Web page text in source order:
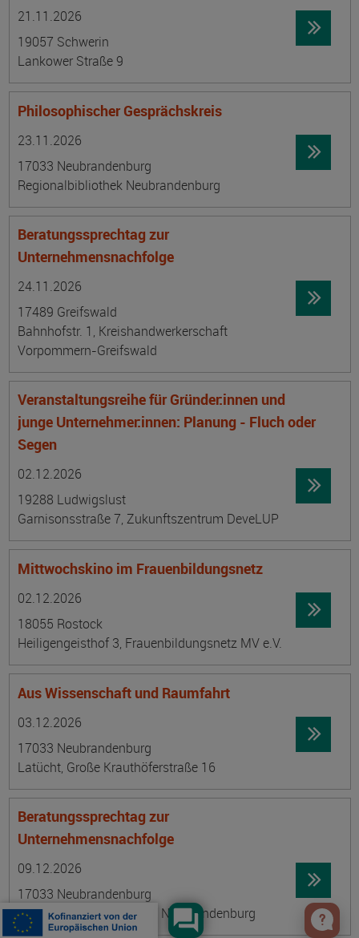
21.11.2026
19057 Schwerin
Lankower Straße 9
Philosophischer Gesprächskreis
23.11.2026
17033 Neubrandenburg
Regionalbibliothek Neubrandenburg
Beratungssprechtag zur
Unternehmensnachfolge
24.11.2026
17489 Greifswald
Bahnhofstr. 1, Kreishandwerkerschaft
Vorpommern-Greifswald
Veranstaltungsreihe für Gründer:innen und
junge Unternehmer:innen: Planung - Fluch oder
Segen
02.12.2026
19288 Ludwigslust
Garnisonsstraße 7, Zukunftszentrum DeveLUP
Mittwochskino im Frauenbildungsnetz
02.12.2026
18055 Rostock
Heiligengeisthof 3, Frauenbildungsnetz MV e.V.
Aus Wissenschaft und Raumfahrt
03.12.2026
17033 Neubrandenburg
Latücht, Große Krauthöferstraße 16
Beratungssprechtag zur
Unternehmensnachfolge
09.12.2026
17033 Neubrandenburg
Katharinenstraße 48, IHK Neubrandenburg